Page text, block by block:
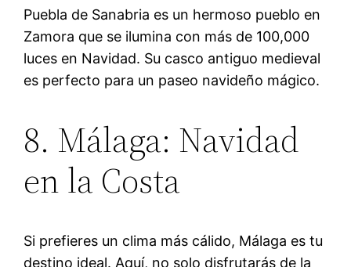
Puebla de Sanabria es un hermoso pueblo en
Zamora que se ilumina con más de 100,000
luces en Navidad. Su casco antiguo medieval
es perfecto para un paseo navideño mágico.
8. Málaga: Navidad
en la Costa
Si prefieres un clima más cálido, Málaga es tu
destino ideal. Aquí, no solo disfrutarás de la